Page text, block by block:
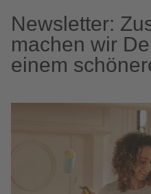
Newsletter:
machen wir
einem